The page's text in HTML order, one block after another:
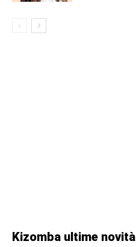
Kizomba ultime novità